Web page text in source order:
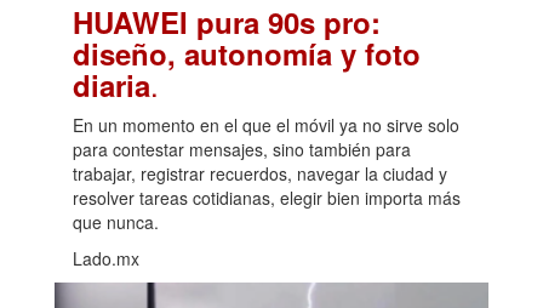
HUAWEI pura 90s pro:
diseño, autonomía y foto
diaria.
En un momento en el que el móvil ya no sirve solo
para contestar mensajes, sino también para
trabajar, registrar recuerdos, navegar la ciudad y
resolver tareas cotidianas, elegir bien importa más
que nunca.
Lado.mx